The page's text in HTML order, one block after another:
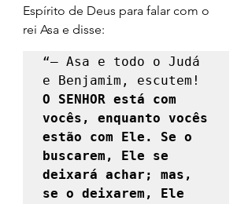
Espírito de Deus para falar com o
rei Asa e disse:
“— Asa e todo o Judá
O SENHOR está com
vocês, enquanto vocês
estão com Ele. Se o
buscarem, Ele se
deixará achar; mas,
se o deixarem, Ele